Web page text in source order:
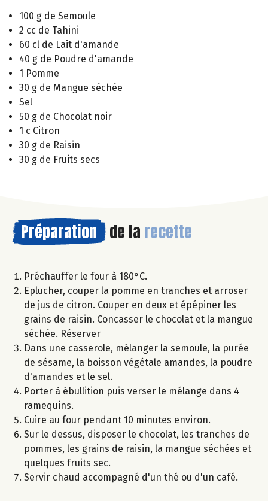
100 g de Semoule
2 cc de Tahini
60 cl de Lait d'amande
40 g de Poudre d'amande
1 Pomme
30 g de Mangue séchée
Sel
50 g de Chocolat noir
1 c Citron
30 g de Raisin
30 g de Fruits secs
Préparation de la recette
Préchauffer le four à 180°C.
Eplucher, couper la pomme en tranches et arroser
de jus de citron. Couper en deux et épépiner les
grains de raisin. Concasser le chocolat et la mangue
séchée. Réserver
Dans une casserole, mélanger la semoule, la purée
de sésame, la boisson végétale amandes, la poudre
d'amandes et le sel.
Porter à ébullition puis verser le mélange dans 4
ramequins.
Cuire au four pendant 10 minutes environ.
Sur le dessus, disposer le chocolat, les tranches de
pommes, les grains de raisin, la mangue séchées et
quelques fruits sec.
Servir chaud accompagné d'un thé ou d'un café.